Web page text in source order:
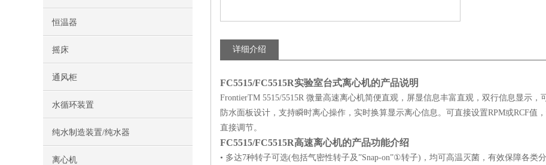
恒温器
摇床
通风柜
水循环装置
纯水制造装置/纯水器
离心机
详细介绍
FC5515/FC5515R实验室台式离心机的产品说明
FrontierTM 5515/5515R 微量高速离心机简便直观，屏显信息丰富直观，双行信息显示
防水面板设计，支持瞬时离心操作，实时换算显示离心信息。可直接设置RPM或RCF值
直接调节。
FC5515/FC5515R高速离心机的产品功能介绍
• 多达7种转子可选(包括气密性转子及”Snap-on”①转子)，均可高温灭菌，有效保障各类